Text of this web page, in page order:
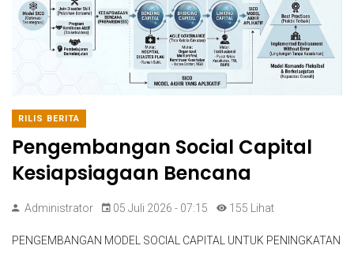
RILIS BERITA
Pengembangan Social Capital
Kesiapsiagaan Bencana
Administrator 05 Juli 2026 - 07:15 155 Lihat
PENGEMBANGAN MODEL SOCIAL CAPITAL UNTUK PENINGKATAN